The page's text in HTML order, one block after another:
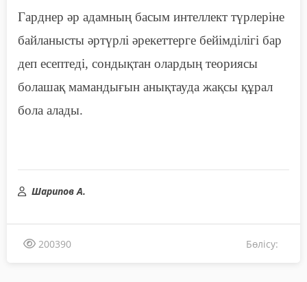
Гарднер әр адамның басым интеллект түрлеріне
байланысты әртүрлі әрекеттерге бейімділігі бар
деп есептеді, сондықтан олардың теориясы
болашақ мамандығын анықтауда жақсы құрал
бола алады.
Шарипов А.
200390 Бөлісу: